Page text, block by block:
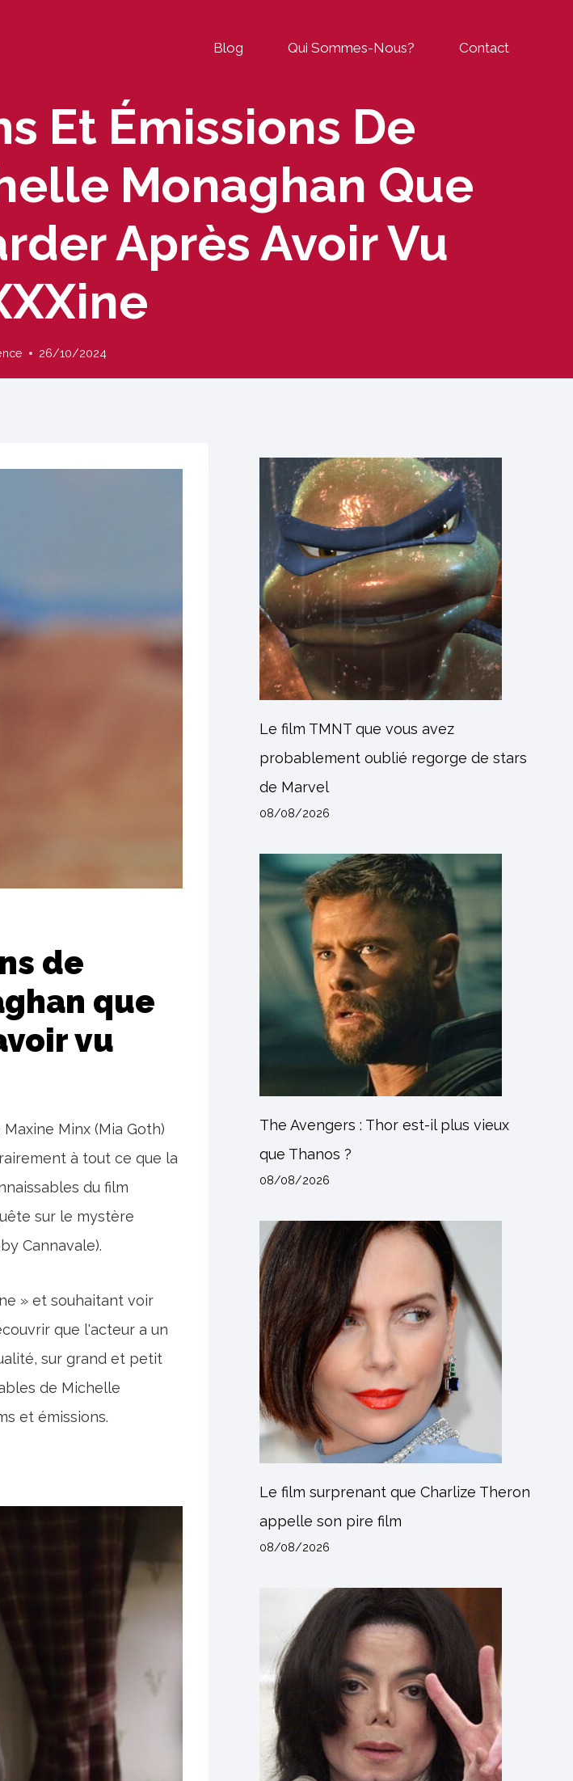
Blog Qui Sommes-Nous? Contact
Et Émissions De
Monaghan Que
Après Avoir Vu
26/10/2024
de
que
vu
Minx (Mia Goth)
à tout ce que la
du film
sur le mystère
Cannavale).
» et souhaitant voir
que l'acteur a un
sur grand et petit
de Michelle
et émissions.
Le film TMNT que vous avez
probablement oublié regorge de stars
de Marvel
08/08/2026
The Avengers : Thor est-il plus vieux
que Thanos ?
08/08/2026
Le film surprenant que Charlize Theron
appelle son pire film
08/08/2026